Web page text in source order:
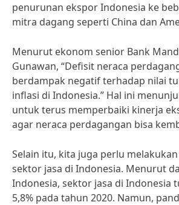
penurunan ekspor Indonesia ke
mitra dagang seperti China dan
Menurut ekonom senior Bank
Gunawan, “Defisit neraca
berdampak negatif terhadap nilai
inflasi di Indonesia.” Hal ini
untuk terus memperbaiki kinerja
agar neraca perdagangan bisa
Selain itu, kita juga perlu
sektor jasa di Indonesia. Menurut
Indonesia, sektor jasa di Indonesia
5,8% pada tahun 2020. Namun,